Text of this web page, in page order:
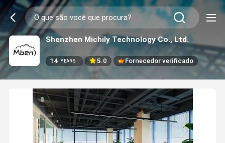
Shenzhen Michily Technology Co., Ltd.
14 YEARS 5.0 Fornecedor verificado